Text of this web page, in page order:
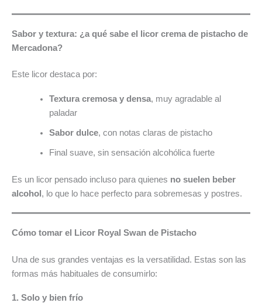
Sabor y textura: ¿a qué sabe el licor crema de pistacho de
Mercadona?
Este licor destaca por:
Textura cremosa y densa, muy agradable al
paladar
Sabor dulce, con notas claras de pistacho
Final suave, sin sensación alcohólica fuerte
Es un licor pensado incluso para quienes no suelen beber
alcohol , lo que lo hace perfecto para sobremesas y postres.
Cómo tomar el Licor Royal Swan de Pistacho
Una de sus grandes ventajas es la versatilidad. Estas son las
formas más habituales de consumirlo:
1. Solo y bien frío